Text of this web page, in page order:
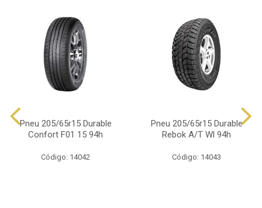
Pneu 205/65r15 Durable
Confort F01 15 94h
Código: 14042
Pneu 205/65r15 Durable
Rebok A/T Wl 94h
Código: 14043